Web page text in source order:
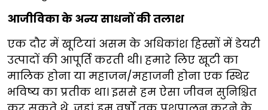
आजीविका के अन्य साधनों की तलाश
एक दौर में खूटियां असम के अधिकांश हिस्सों में डेयरी
उत्पादों की आपूर्ति करती थी। हमारे लिए खूटी का
मालिक होना या महाजन/महाजनी होना एक स्थिर
भविष्य का प्रतीक था। इससे हम ऐसा जीवन सुनिश्चित